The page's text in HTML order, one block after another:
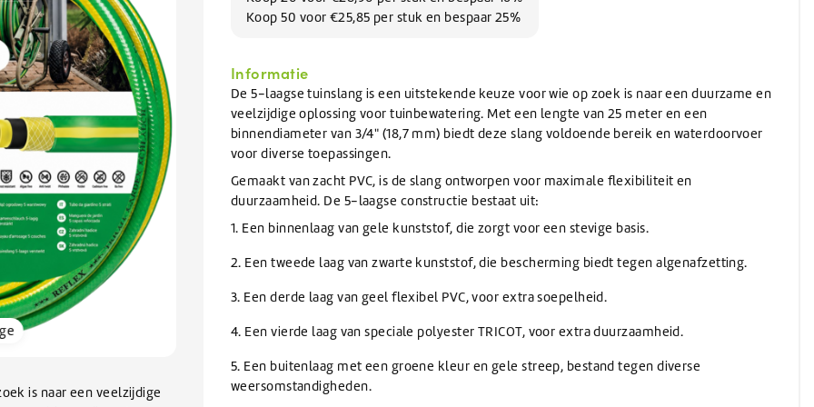
te
gaan.
u
met
aanraaktoetsen
werkt,
kunt
touch-
en
swipetekens
Zomerartikelen
BEKIJK ALLE BRANCHES
BEKIJK ALLE SALE
Afwas
Afwasmiddel & vaatwasmiddel
Wassen
Wasmiddel
Line Premium
BEKIJK ALLE SCHOONMAAKMIDDELEN
(Schuur)sponzen
Schrapers
Schoppen
Telescoopstelen
Overige Hulpmaterialen
Waarschuwingsmaterialen
Ophangsystemen
Kabelbinders
Foam sprayers & hulpmiddelen
Waterpistolen & slangen
IBC & Jerrycans
IBC toebehoren & adapters
Jerrycan toebehoren
Jerrycans
Ventilatiekanalen
/ Onderdelenreinigers
Refractometers Slangen & koppelingen
en vullen van
BEKIJK ALLE GLYCOL
Onthardingszout
Zwembadchloor
PH onderhoud
De-Icer
De-Icer
BEKIJK ALLE ONDERHOUD
BEKIJK ALLE ELECTRONICA
Knapzakken
Wegwerphandschoenen
reiniger
BEKIJK ALLE HYGIËNE
Verwarming
Bouwdrogers
Dranghekken / Rijplaten
Palletwagen / Heftrucks
Vrachtwagen & Machinetransporter
Golfkar / Crew Carriers
BEKIJK ALLE VERHUUR
BEKIJK ALLE TANKWAGEN/BULK
is naar een veelzijdige
Koop 50 voor €25,85 per stuk en bespaar 25%
Informatie
De 5-laagse tuinslang is een uitstekende keuze voor wie op zoek is naar een duurzame en
veelzijdige oplossing voor tuinbewatering. Met een lengte van 25 meter en een
binnendiameter van 3/4" (18,7 mm) biedt deze slang voldoende bereik en waterdoorvoer
voor diverse toepassingen.
Gemaakt van zacht PVC, is de slang ontworpen voor maximale flexibiliteit en
duurzaamheid. De 5-laagse constructie bestaat uit:
1. Een binnenlaag van gele kunststof, die zorgt voor een stevige basis.
2. Een tweede laag van zwarte kunststof, die bescherming biedt tegen algenafzetting.
3. Een derde laag van geel flexibel PVC, voor extra soepelheid.
4. Een vierde laag van speciale polyester TRICOT, voor extra duurzaamheid.
5. Een buitenlaag met een groene kleur en gele streep, bestand tegen diverse
weersomstandigheden.